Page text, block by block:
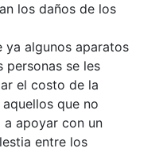
los daños de los
algunos aparatos
personas se les
el costo de la
que no
a apoyar con un
entre los